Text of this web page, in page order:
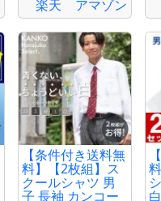
楽天 アマゾン
【条件付き送料無
料】【2枚組】ス
クールシャツ 男
子 長袖 カンコー